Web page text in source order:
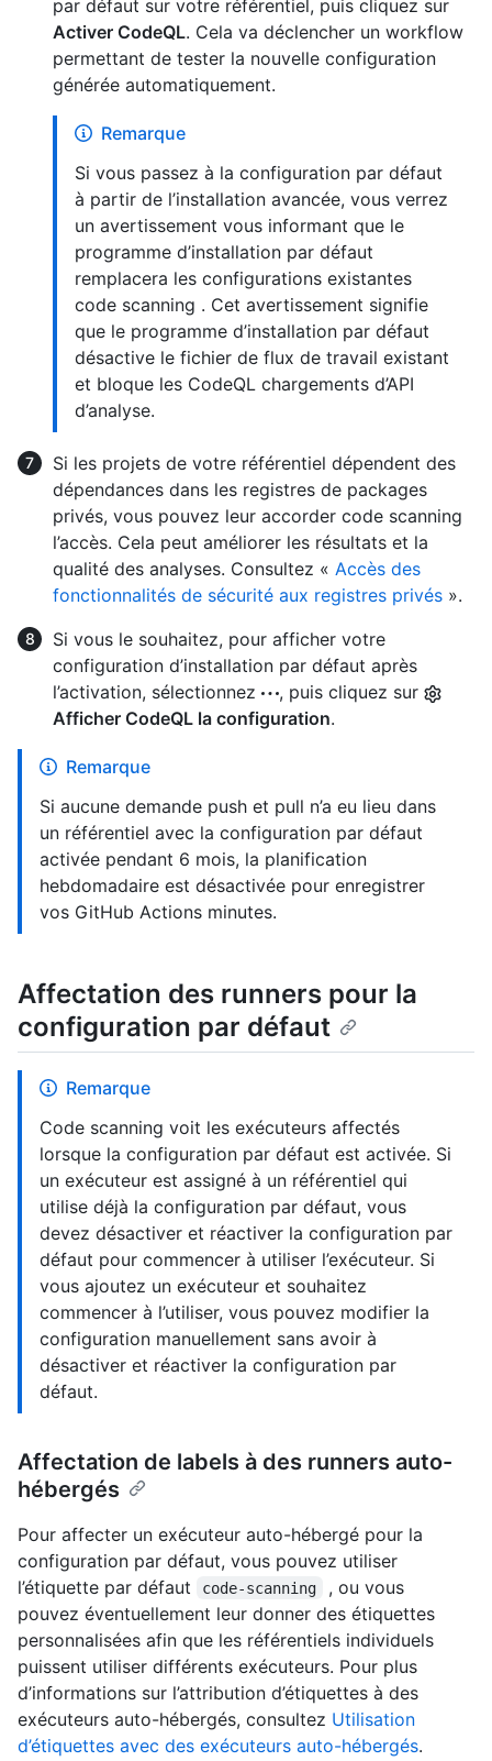
par défaut sur votre référentiel, puis cliquez sur
Activer CodeQL. Cela va déclencher un workflow
permettant de tester la nouvelle configuration
générée automatiquement.
Remarque
Si vous passez à la configuration par défaut
à partir de l’installation avancée, vous verrez
un avertissement vous informant que le
programme d’installation par défaut
remplacera les configurations existantes
code scanning . Cet avertissement signifie
que le programme d’installation par défaut
désactive le fichier de flux de travail existant
et bloque les CodeQL chargements d’API
d’analyse.
Si les projets de votre référentiel dépendent des
dépendances dans les registres de packages
privés, vous pouvez leur accorder code scanning
l’accès. Cela peut améliorer les résultats et la
qualité des analyses. Consultez « Accès des
fonctionnalités de sécurité aux registres privés ».
Si vous le souhaitez, pour afficher votre
configuration d’installation par défaut après
l’activation, sélectionnez
, puis cliquez sur
Afficher CodeQL la configuration.
Remarque
Si aucune demande push et pull n’a eu lieu dans
un référentiel avec la configuration par défaut
activée pendant 6 mois, la planification
hebdomadaire est désactivée pour enregistrer
vos GitHub Actions minutes.
Affectation des runners pour la
configuration par défaut
Remarque
Code scanning voit les exécuteurs affectés
lorsque la configuration par défaut est activée. Si
un exécuteur est assigné à un référentiel qui
utilise déjà la configuration par défaut, vous
devez désactiver et réactiver la configuration par
défaut pour commencer à utiliser l’exécuteur. Si
vous ajoutez un exécuteur et souhaitez
commencer à l’utiliser, vous pouvez modifier la
configuration manuellement sans avoir à
désactiver et réactiver la configuration par
défaut.
Affectation de labels à des runners auto-
hébergés
Pour affecter un exécuteur auto-hébergé pour la
configuration par défaut, vous pouvez utiliser
l’étiquette par défaut
code-scanning
, ou vous
pouvez éventuellement leur donner des étiquettes
personnalisées afin que les référentiels individuels
puissent utiliser différents exécuteurs. Pour plus
d’informations sur l’attribution d’étiquettes à des
exécuteurs auto-hébergés, consultez Utilisation
d’étiquettes avec des exécuteurs auto-hébergés.